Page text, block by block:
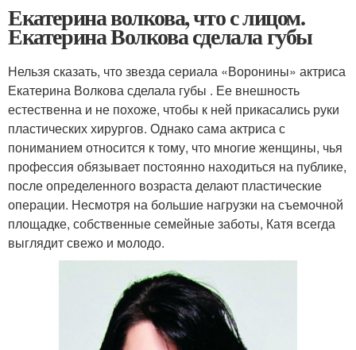
Екатерина волкова, что с лицом.
Екатерина Волкова сделала губы
Нельзя сказать, что звезда сериала «Воронины» актриса
Екатерина Волкова сделала губы . Ее внешность
естественна и не похоже, чтобы к ней прикасались руки
пластических хирургов. Однако сама актриса с
пониманием относится к тому, что многие женщины, чья
профессия обязывает постоянно находиться на публике,
после определенного возраста делают пластические
операции. Несмотря на большие нагрузки на съемочной
площадке, собственные семейные заботы, Катя всегда
выглядит свежо и молодо.